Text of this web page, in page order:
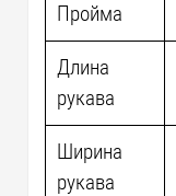
Пройма
Длина
рукава
Ширина
рукава